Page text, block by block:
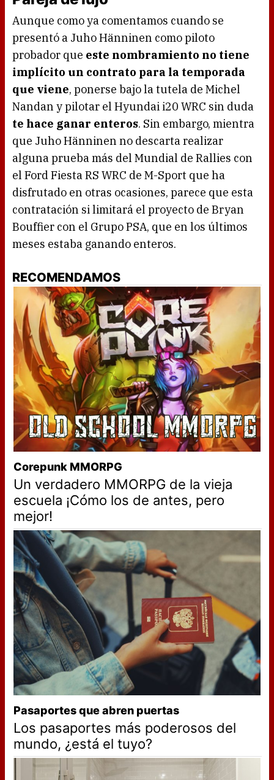
Aunque como ya comentamos cuando se
presentó a Juho Hänninen como piloto
probador que este nombramiento no tiene
implícito un contrato para la temporada
que viene, ponerse bajo la tutela de Michel
Nandan y pilotar el Hyundai i20 WRC sin duda
te hace ganar enteros. Sin embargo, mientra
que Juho Hänninen no descarta realizar
alguna prueba más del Mundial de Rallies con
el Ford Fiesta RS WRC de M-Sport que ha
disfrutado en otras ocasiones, parece que esta
contratación si limitará el proyecto de Bryan
Bouffier con el Grupo PSA, que en los últimos
meses estaba ganando enteros.
RECOMENDAMOS
Corepunk MMORPG
Un verdadero MMORPG de la vieja
escuela ¡Cómo los de antes, pero
mejor!
Pasaportes que abren puertas
Los pasaportes más poderosos del
mundo, ¿está el tuyo?